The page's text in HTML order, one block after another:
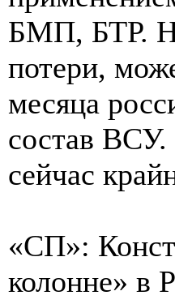
БМП, БТР.
потери,
месяца
состав ВСУ.
сейчас
«СП»:
колонне» в